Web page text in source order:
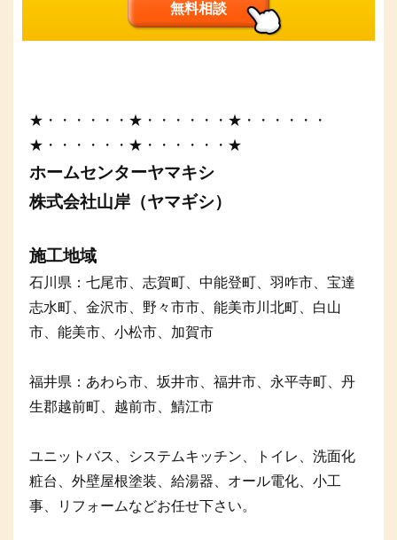
無料相談
★・・・・・・★・・・・・・★・・・・・・
★・・・・・・★・・・・・・★
ホームセンターヤマキシ
株式会社山岸（ヤマギシ）
施工地域
石川県：七尾市、志賀町、中能登町、羽咋市、宝達
志水町、金沢市、野々市市、能美市川北町、白山
市、能美市、小松市、加賀市
福井県：あわら市、坂井市、福井市、永平寺町、丹
生郡越前町、越前市、鯖江市
ユニットバス、システムキッチン、トイレ、洗面化
粧台、外壁屋根塗装、給湯器、オール電化、小工
事、リフォームなどお任せ下さい。